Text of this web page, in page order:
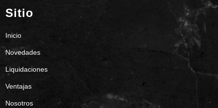
Sitio
Inicio
Novedades
Liquidaciones
Ventajas
Nosotros